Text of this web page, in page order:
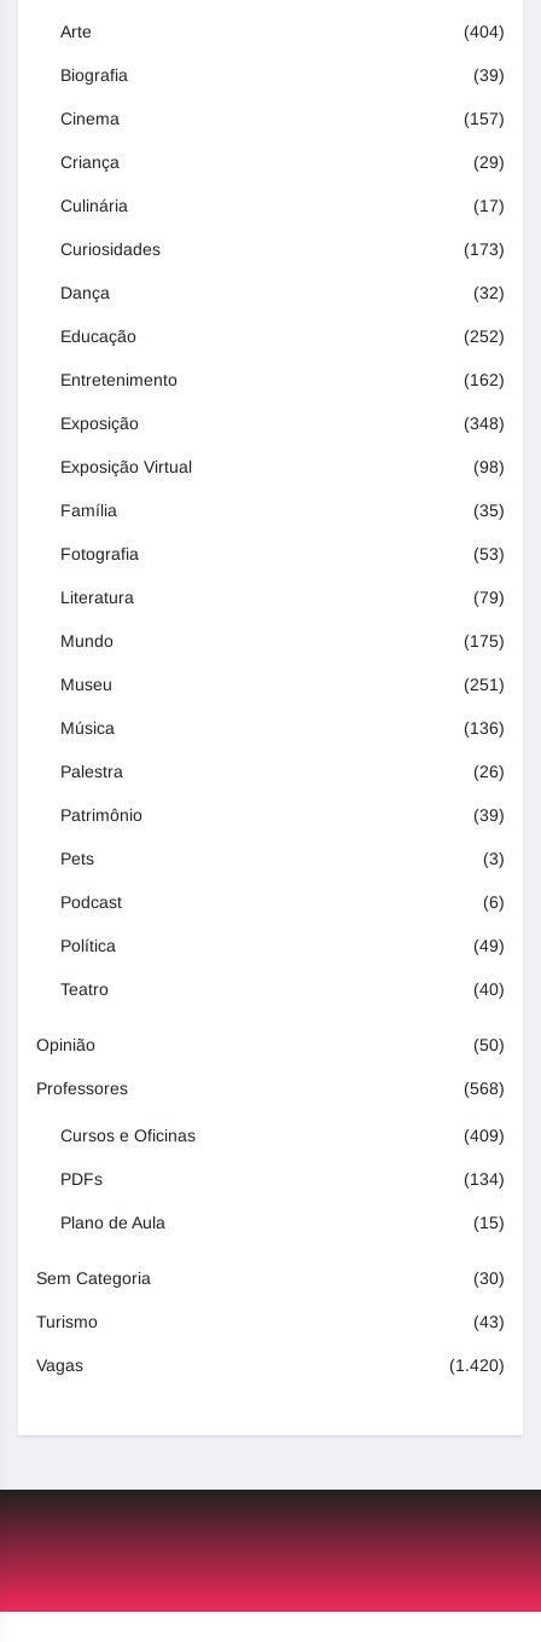
Arte (404)
Biografia (39)
Cinema (157)
Criança (29)
Culinária (17)
Curiosidades (173)
Dança (32)
Educação (252)
Entretenimento (162)
Exposição (348)
Exposição Virtual (98)
Família (35)
Fotografia (53)
Literatura (79)
Mundo (175)
Museu (251)
Música (136)
Palestra (26)
Patrimônio (39)
Pets (3)
Podcast (6)
Política (49)
Teatro (40)
Opinião (50)
Professores (568)
Cursos e Oficinas (409)
PDFs (134)
Plano de Aula (15)
Sem Categoria (30)
Turismo (43)
Vagas (1.420)